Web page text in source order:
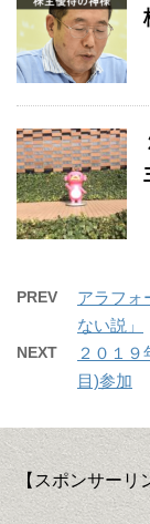
PREV
アラフォ
ない説」
NEXT
２０１
目)参加
【スポンサーリ